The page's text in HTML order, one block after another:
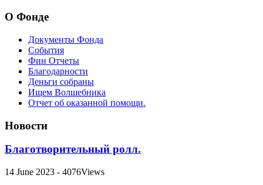
О Фонде
Документы Фонда
События
Фин Отчеты
Благодарности
Деньги собраны
Ищем Волшебника
Отчет об оказанной помощи.
Новости
Благотворительный ролл.
14 June 2023 - 4076Views